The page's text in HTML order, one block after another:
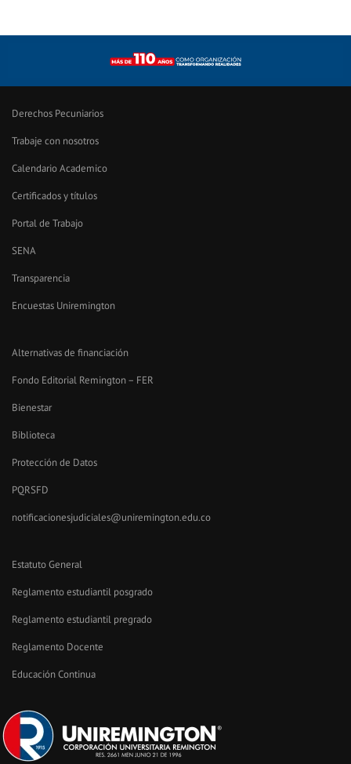
Derechos Pecuniarios
Trabaje con nosotros
Calendario Academico
Certificados y títulos
Portal de Trabajo
SENA
Transparencia
Encuestas Uniremington
Alternativas de financiación
Fondo Editorial Remington – FER
Bienestar
Biblioteca
Protección de Datos
PQRSFD
notificacionesjudiciales@uniremington.edu.co
Estatuto General
Reglamento estudiantil posgrado
Reglamento estudiantil pregrado
Reglamento Docente
Educación Continua